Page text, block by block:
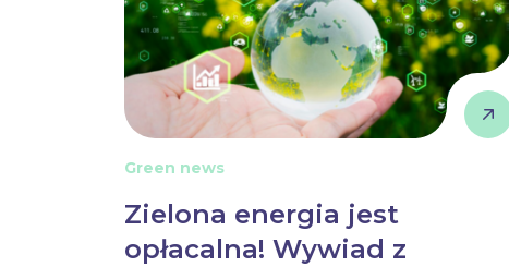
Green news
Zielona energia jest
opłacalna! Wywiad z